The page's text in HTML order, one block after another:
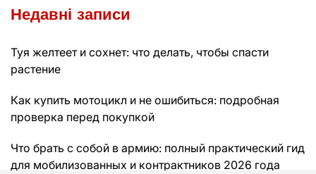
Недавні записи
Туя желтеет и сохнет: что делать, чтобы спасти
растение
Как купить мотоцикл и не ошибиться: подробная
проверка перед покупкой
Что брать с собой в армию: полный практический гид
для мобилизованных и контрактников 2026 года